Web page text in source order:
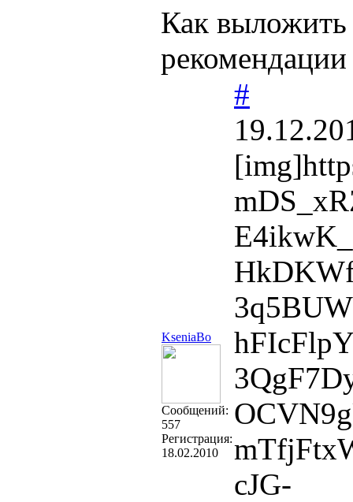
Как
рекомендации
KseniaBo
Cообщений:
557
Регистрация:
18.02.2010
#
cJG-